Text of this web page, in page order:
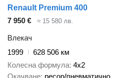
Renault Premium 400
7 950 €
≈ 15 580 лв.
Влекач
1999
628 506 км
Колесна формула 4x2